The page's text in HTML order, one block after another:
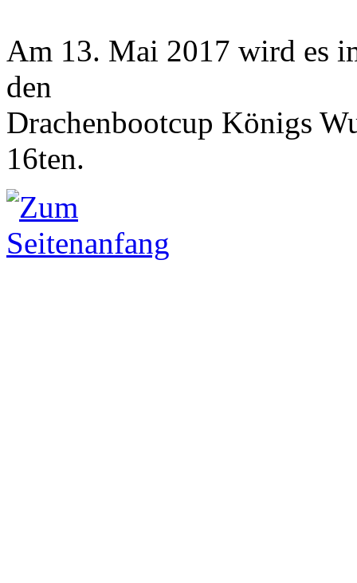
Am 13. Mai 2017 wird es
den
Drachenbootcup Königs
16ten.